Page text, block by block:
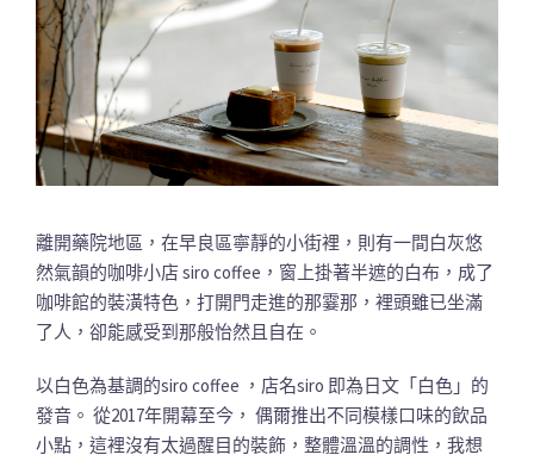
離開藥院地區，在早良區寧靜的小街裡，則有一間白灰悠
然氣韻的咖啡小店 siro coffee，窗上掛著半遮的白布，成了
咖啡館的裝潢特色，打開門走進的那霎那，裡頭雖已坐滿
了人，卻能感受到那般怡然且自在。
以白色為基調的siro coffee ，店名siro 即為日文「白色」的
發音。 從2017年開幕至今， 偶爾推出不同模樣口味的飲品
小點，這裡沒有太過醒目的裝飾，整體溫溫的調性，我想